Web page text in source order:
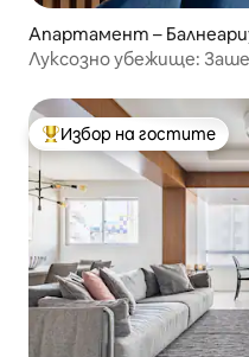
Апартамент –
Луксозно убежище:
Най-популярен избор
Избор на гостите